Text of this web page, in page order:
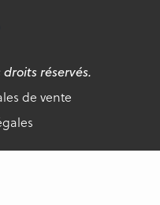
réservés.
de vente